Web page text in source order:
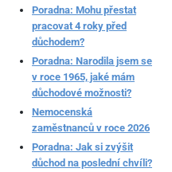
Poradna: Mohu přestat
pracovat 4 roky před
důchodem?
Poradna: Narodila jsem se
v roce 1965, jaké mám
důchodové možnosti?
Nemocenská
zaměstnanců v roce 2026
Poradna: Jak si zvýšit
důchod na poslední chvíli?